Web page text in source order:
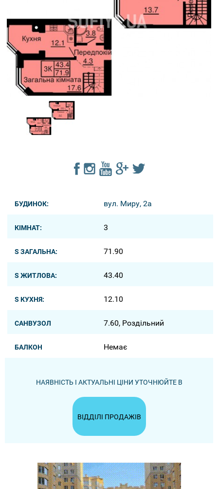
БУДИНОК: вул. Миру, 2а
КІМНАТ: 3
S ЗАГАЛЬНА: 71.90
S ЖИТЛОВА: 43.40
S КУХНЯ: 12.10
САНВУЗОЛ 7.60, Роздільний
БАЛКОН Немає
НАЯВНІСТЬ І АКТУАЛЬНІ ЦІНИ УТОЧНЮЙТЕ В
ВІДДІЛІ ПРОДАЖІВ